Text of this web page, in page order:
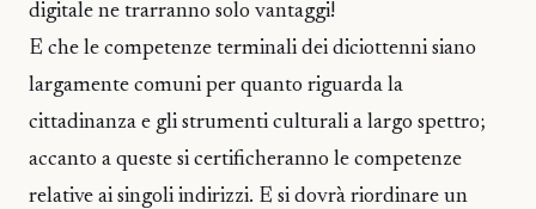
digitale ne trarranno solo vantaggi!
E che le competenze terminali dei diciottenni siano
largamente comuni per quanto riguarda la
cittadinanza e gli strumenti culturali a largo spettro;
accanto a queste si certificheranno le competenze
relative ai singoli indirizzi. E si dovrà riordinare un